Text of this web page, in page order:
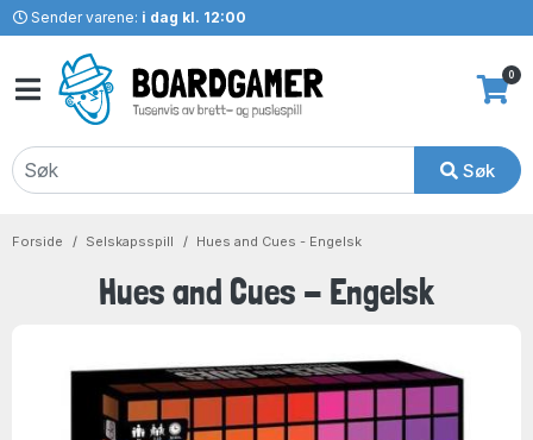
Sender varene: i dag kl. 12:00
Søk
0
Forside Selskapsspill Hues and Cues - Engelsk
Hues and Cues - Engelsk